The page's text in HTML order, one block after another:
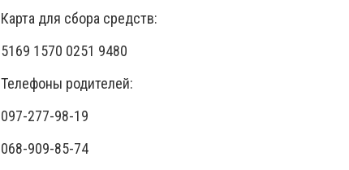
Карта для сбора средств:
5169 1570 0251 9480
Телефоны родителей:
097-277-98-19
068-909-85-74